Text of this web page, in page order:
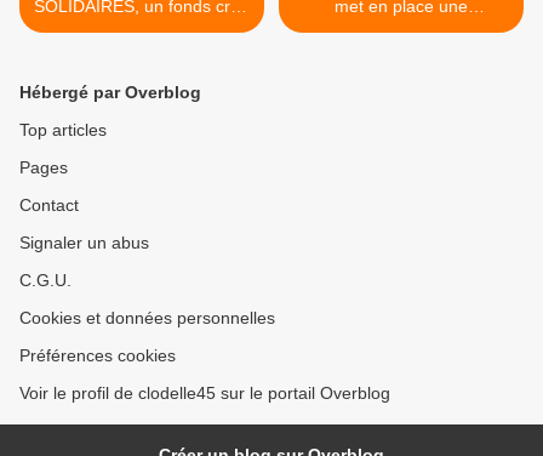
SOLIDAIRES, un fonds créé
par Région Centre-Val de
d'utilité sociale
met en place une
plateforme en soutien aux
Hébergé par Overblog
Top articles
Pages
Contact
Signaler un abus
C.G.U.
Cookies et données personnelles
Préférences cookies
Voir le profil de clodelle45 sur le portail Overblog